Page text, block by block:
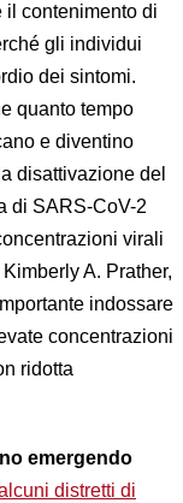
il contenimento di
gli individui
dei sintomi.
quanto tempo
e diventino
disattivazione del
di SARS-CoV-2
virali
A. Prather,
indossare
concentrazioni
ridotta
emergendo
distretti di